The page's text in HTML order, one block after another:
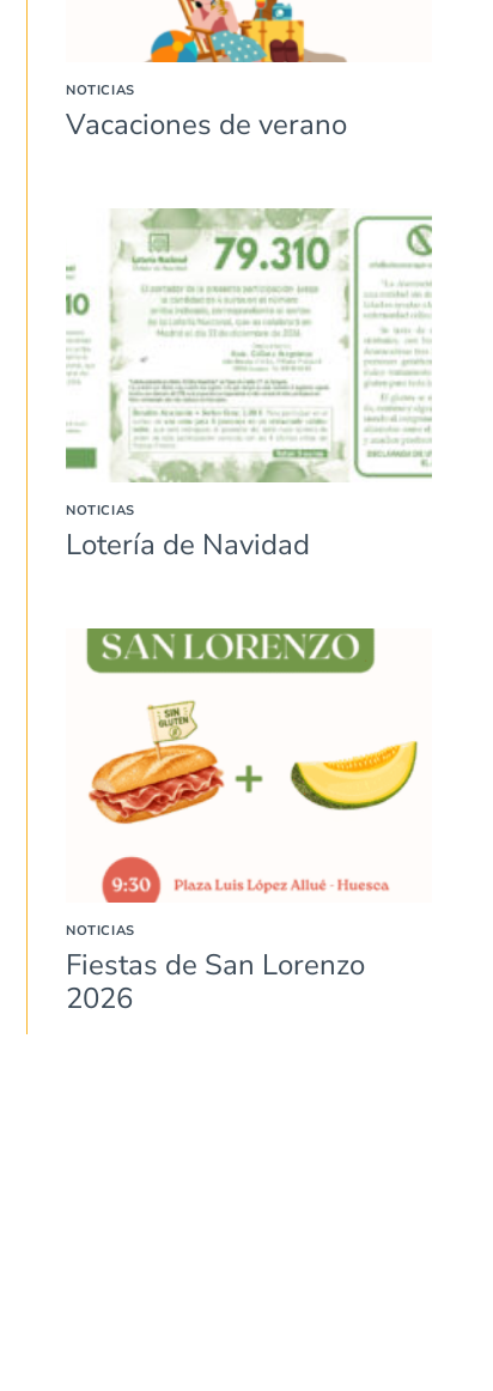
NOTICIAS
Vacaciones de verano
NOTICIAS
Lotería de Navidad
NOTICIAS
Fiestas de San Lorenzo
2026